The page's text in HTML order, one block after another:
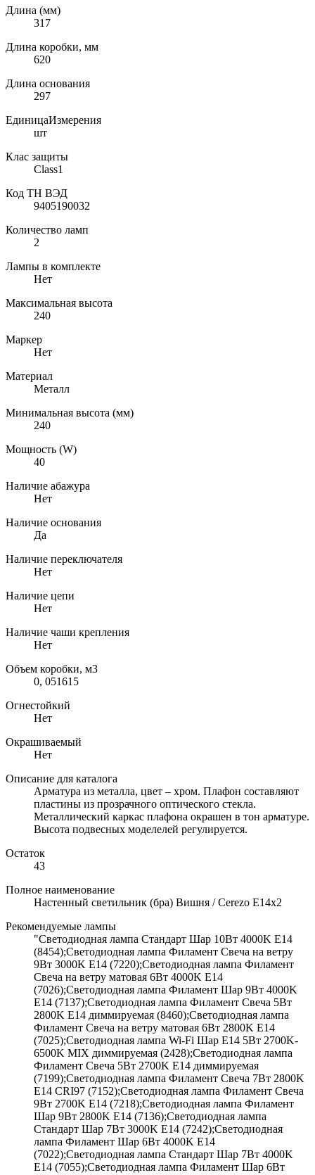
Длина (мм)
317
Длина коробки, мм
620
Длина основания
297
ЕдиницаИзмерения
шт
Клас защиты
Class1
Код ТН ВЭД
9405190032
Количество ламп
2
Лампы в комплекте
Нет
Максимальная высота
240
Маркер
Нет
Материал
Металл
Минимальная высота (мм)
240
Мощность (W)
40
Наличие абажура
Нет
Наличие основания
Да
Наличие переключателя
Нет
Наличие цепи
Нет
Наличие чаши крепления
Нет
Объем коробки, м3
0, 051615
Огнестойкий
Нет
Окрашиваемый
Нет
Описание для каталога
Арматура из металла, цвет – хром. Плафон составляют
пластины из прозрачного оптического стекла.
Металлический каркас плафона окрашен в тон арматуре.
Высота подвесных моделелей регулируется.
Остаток
43
Полное наименование
Настенный светильник (бра) Вишня / Cerezo E14х2
Рекомендуемые лампы
"Светодиодная лампа Стандарт Шар 10Вт 4000K E14
(8454);Светодиодная лампа Филамент Свеча на ветру
9Вт 3000K E14 (7220);Светодиодная лампа Филамент
Свеча на ветру матовая 6Вт 4000K E14
(7026);Светодиодная лампа Филамент Шар 9Вт 4000K
E14 (7137);Светодиодная лампа Филамент Свеча 5Вт
2800K E14 диммируемая (8460);Светодиодная лампа
Филамент Свеча на ветру матовая 6Вт 2800K E14
(7025);Светодиодная лампа Wi-Fi Шар E14 5Вт 2700K-
6500K MIX диммируемая (2428);Светодиодная лампа
Филамент Свеча 5Вт 2700K E14 диммируемая
(7199);Светодиодная лампа Филамент Свеча 7Вт 2800K
E14 CRI97 (7152);Светодиодная лампа Филамент Свеча
9Вт 2700K E14 (7218);Светодиодная лампа Филамент
Шар 9Вт 2800K E14 (7136);Светодиодная лампа
Стандарт Шар 7Вт 3000K E14 (7242);Светодиодная
лампа Филамент Шар 6Вт 4000K E14
(7022);Светодиодная лампа Стандарт Шар 7Вт 4000K
E14 (7055);Светодиодная лампа Филамент Шар 6Вт